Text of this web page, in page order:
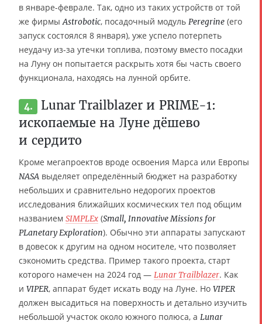
в январе-феврале. Так, одно из таких устройств от той
же фирмы Astrobotic, посадочный модуль Peregrine (его
запуск состоялся 8 января), уже успело потерпеть
неудачу из-за утечки топлива, поэтому вместо посадки
на Луну он попытается раскрыть хотя бы часть своего
функционала, находясь на лунной орбите.
4.
Lunar Trailblazer и PRIME-1:
ископаемые на Луне дёшево
и сердито
Кроме мегапроектов вроде освоения Марса или Европы
NASA выделяет определённый бюджет на разработку
небольших и сравнительно недорогих проектов
исследования ближайших космических тел под общим
названием SIMPLEx (Small, Innovative Missions for
PLanetary Exploration). Обычно эти аппараты запускают
в довесок к другим на одном носителе, что позволяет
сэкономить средства. Пример такого проекта, старт
которого намечен на 2024 год — Lunar Trailblazer. Как
и VIPER, аппарат будет искать воду на Луне. Но VIPER
должен высадиться на поверхность и детально изучить
небольшой участок около южного полюса, а Lunar